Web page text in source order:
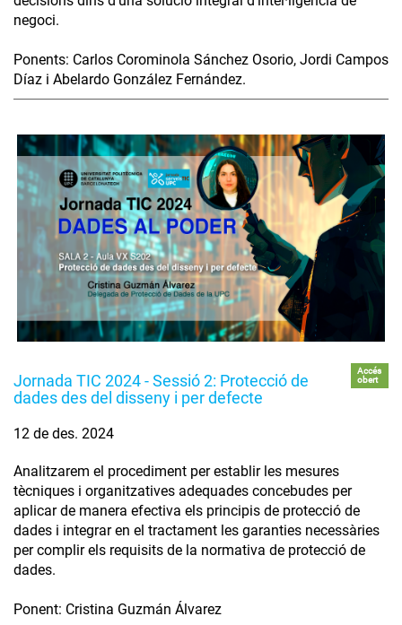
negoci.
Ponents: Carlos Corominola Sánchez Osorio, Jordi Campos
Díaz i Abelardo González Fernández.
Jornada TIC 2024 - Sessió 2: Protecció de
dades des del disseny i per defecte
Accés
obert
12 de des. 2024
Analitzarem el procediment per establir les mesures
tècniques i organitzatives adequades concebudes per
aplicar de manera efectiva els principis de protecció de
dades i integrar en el tractament les garanties necessàries
per complir els requisits de la normativa de protecció de
dades.
Ponent: Cristina Guzmán Álvarez